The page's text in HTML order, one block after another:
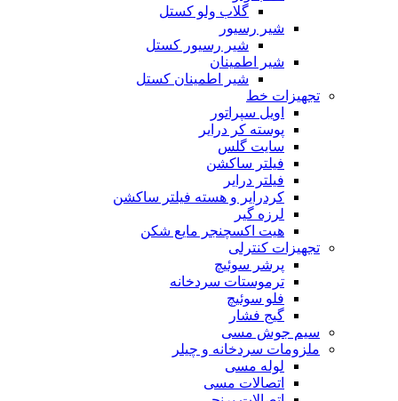
گلاب ولو کستل
شیر رسیور
شیر رسیور کستل
شیر اطمینان
شیر اطمینان کستل
تجهیزات خط
اویل سپراتور
پوسته کر درایر
سایت گلس
فیلتر ساکشن
فیلتر درایر
کردرایر و هسته فیلتر ساکشن
لرزه گیر
هیت اکسچنجر مایع شکن
تجهیزات کنترلی
پرشر سوئیچ
ترموستات سردخانه
فلو سوئیچ
گیج فشار
سیم جوش مسی
ملزومات سردخانه و چیلر
لوله مسی
اتصالات مسی